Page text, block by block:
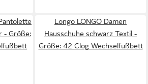
- Größe:
Longo LONGO Damen
Hausschuhe schwarz Textil -
Größe: 42 Clog Wechselfußbett